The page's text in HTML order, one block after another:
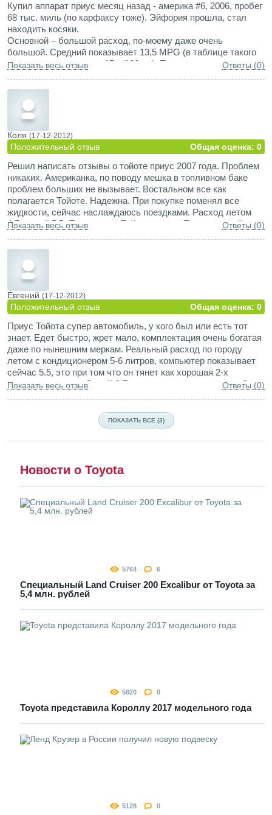
Купил аппарат приус месяц назад - америка #6, 2006, пробег
68 тыс. миль (по карфаксу тоже). Эйфория прошла, стал
находить косяки.
Основной – большой расход, по-моему даже очень
большой. Средний показывает 13,5 MPG (в таблице такого
нет, подозреваю около 15 л/100 км). Подскажите
надо с этим что-то делать или смирится и жить так?
...обидно блин, так хорошо все начиналось.
Показать весь отзыв Ответы (0)
Коля (17-12-2012)
Положительный отзыв Общая оценка: 0
Решил написать отзывы о тойоте приус 2007 года. Проблем
никаких. Американка, по поводу мешка в топливном баке
проблем больших не вызывает. Востальном все как
полагается Тойоте. Надежна. При покупке поменял все
жидкости, сейчас наслаждаюсь поездками. Расход летом
4.5, зимой 5.5. Поменяли в Тойота центре Пискаревский
не думайте машина надежная. Но как и за любой машиной,
нужно следить и она тебе ответит тем же.
Показать весь отзыв Ответы (0)
Евгений (17-12-2012)
Положительный отзыв Общая оценка: 0
Приус Тойота супер автомобиль, у кого был или есть тот
знает. Едет быстро, жрет мало, комплектация очень богатая
даже по нынешним меркам. Реальный расход по городу
летом с кондиционером 5-6 литров, компьютер показывает
сейчас 5.5, это при том что он тянет как хорошая 2-х
литровая машина. Зимой 6-7 литров ест, причем у меня 6
простая на самом деле, крепкая. Обслуживаем в мираже,
хотя что там обслуживать , масло и фильтры только,
колодки больше ста тысяч ходят на нем. Подвеска простая
оригинальные тоже очень крепкие, попадал в большие ямы,
резину рвал, грыжи были, но диски ровные остались. Мои
впечатления и отзывы о машинах toyota prius самые
хорошие.
Показать весь отзыв Ответы (0)
ПОКАЗАТЬ ВСЕ (3)
Новости о Toyota
5764 6
Специальный Land Cruiser 200 Excalibur от Toyota за
5,4 млн. рублей
5820 0
Toyota представила Короллу 2017 модельного года
5128 0